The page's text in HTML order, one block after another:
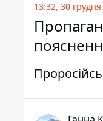
13:32, 30